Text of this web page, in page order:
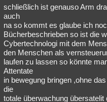
schließlich ist genauso Arm
auch
na so kommt es glaube ich
Bücherbeschrieben so ist die
Cybertechnologi mit dem
den Menschen als
laufen zu lassen so könnte
Attentate
in bewegung bringen ,ohne
die
totale überwachung